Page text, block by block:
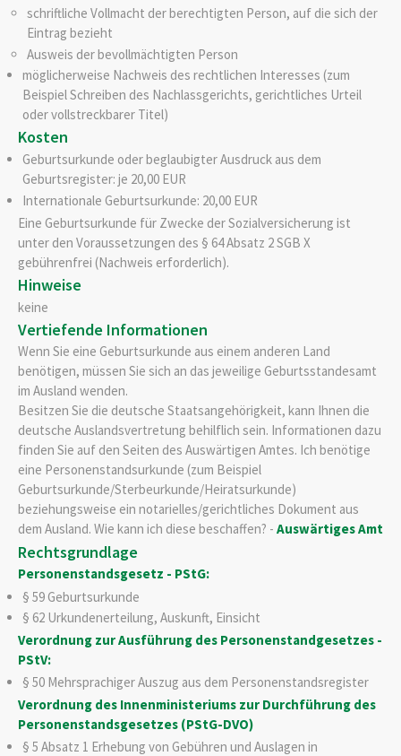
schriftliche Vollmacht der berechtigten Person, auf die sich der
Eintrag bezieht
Ausweis der bevollmächtigten Person
möglicherweise Nachweis des rechtlichen Interesses (zum
Beispiel Schreiben des Nachlassgerichts, gerichtliches Urteil
oder vollstreckbarer Titel)
Kosten
Geburtsurkunde oder beglaubigter Ausdruck aus dem
Geburtsregister: je 20,00 EUR
Internationale Geburtsurkunde: 20,00 EUR
Eine Geburtsurkunde für Zwecke der Sozialversicherung ist
unter den Voraussetzungen des § 64 Absatz 2 SGB X
gebührenfrei (Nachweis erforderlich).
Hinweise
keine
Vertiefende Informationen
Wenn Sie eine Geburtsurkunde aus einem anderen Land
benötigen, müssen Sie sich an das jeweilige Geburtsstandesamt
im Ausland wenden.
Besitzen Sie die deutsche Staatsangehörigkeit, kann Ihnen die
deutsche Auslandsvertretung behilflich sein. Informationen dazu
finden Sie auf den Seiten des Auswärtigen Amtes. Ich benötige
eine Personenstandsurkunde (zum Beispiel
Geburtsurkunde/Sterbeurkunde/Heiratsurkunde)
beziehungsweise ein notarielles/gerichtliches Dokument aus
dem Ausland. Wie kann ich diese beschaffen? - Auswärtiges Amt
Rechtsgrundlage
Personenstandsgesetz - PStG:
§ 59 Geburtsurkunde
§ 62 Urkundenerteilung, Auskunft, Einsicht
Verordnung zur Ausführung des Personenstandgesetzes -
PStV:
§ 50 Mehrsprachiger Auszug aus dem Personenstandsregister
Verordnung des Innenministeriums zur Durchführung des
Personenstandsgesetzes (PStG-DVO)
§ 5 Absatz 1 Erhebung von Gebühren und Auslagen in